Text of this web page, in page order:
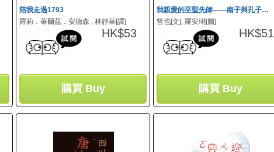
陪我走過1793
羅莉．華爾茲．安德森 ; 林靜華[譯]
HK$53
購買 Buy
我親愛的至聖先師——南子與孔子的青春物語
哲也[文]; 羅安琍[圖]
HK$51
購買 Buy